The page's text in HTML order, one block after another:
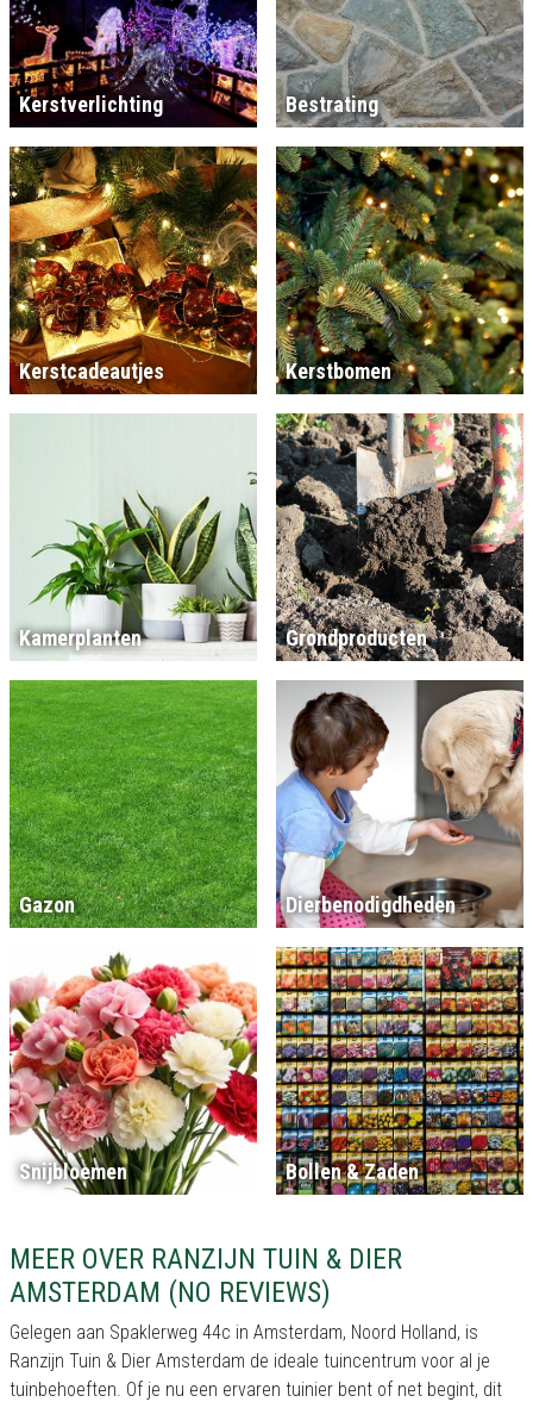
Kerstverlichting Bestrating
Kerstcadeautjes Kerstbomen
Kamerplanten Grondproducten
Gazon Dierbenodigdheden
Snijbloemen Bollen & Zaden
MEER OVER RANZIJN TUIN & DIER
AMSTERDAM (NO REVIEWS)
Gelegen aan Spaklerweg 44c in Amsterdam, Noord Holland, is
Ranzijn Tuin & Dier Amsterdam de ideale tuincentrum voor al je
tuinbehoeften. Of je nu een ervaren tuinier bent of net begint, dit